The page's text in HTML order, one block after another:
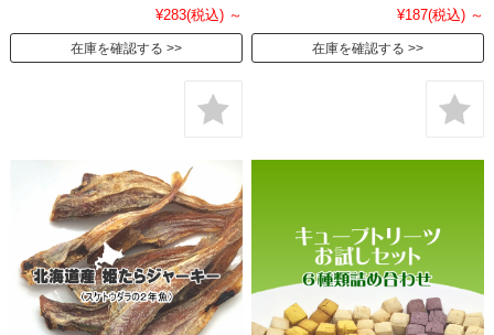
¥283(税込) ～
在庫を確認する
¥187(税込) ～
在庫を確認する